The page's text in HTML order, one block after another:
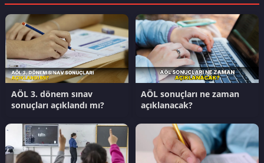
AÖL 3. dönem sınav
sonuçları açıklandı mı?
AÖL sonuçları ne zaman
açıklanacak?